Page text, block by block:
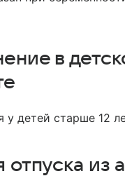
в
у детей старше 12
отпуска из